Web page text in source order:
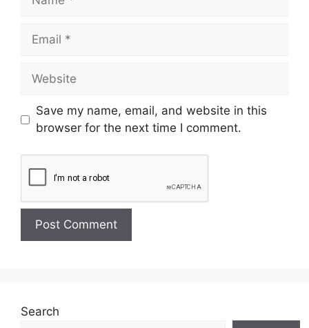
Email
Website
Save my name, email, and website in this
browser for the next time I comment.
Search